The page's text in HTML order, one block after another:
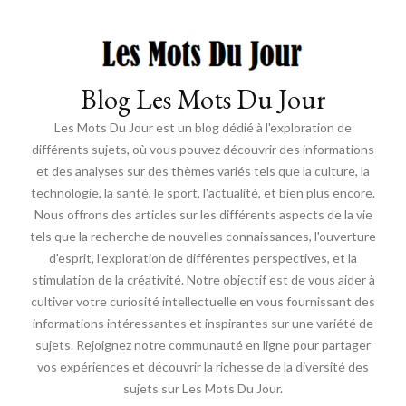
Blog Les Mots Du Jour
Les Mots Du Jour est un blog dédié à l'exploration de
différents sujets, où vous pouvez découvrir des informations
et des analyses sur des thèmes variés tels que la culture, la
technologie, la santé, le sport, l'actualité, et bien plus encore.
Nous offrons des articles sur les différents aspects de la vie
tels que la recherche de nouvelles connaissances, l'ouverture
d'esprit, l'exploration de différentes perspectives, et la
stimulation de la créativité. Notre objectif est de vous aider à
cultiver votre curiosité intellectuelle en vous fournissant des
informations intéressantes et inspirantes sur une variété de
sujets. Rejoignez notre communauté en ligne pour partager
vos expériences et découvrir la richesse de la diversité des
sujets sur Les Mots Du Jour.